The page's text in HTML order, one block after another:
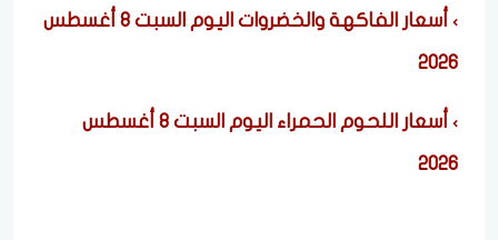
أسعار الفاكهة والخضروات اليوم السبت 8 أغسطس
2026
أسعار اللحوم الحمراء اليوم السبت 8 أغسطس
2026